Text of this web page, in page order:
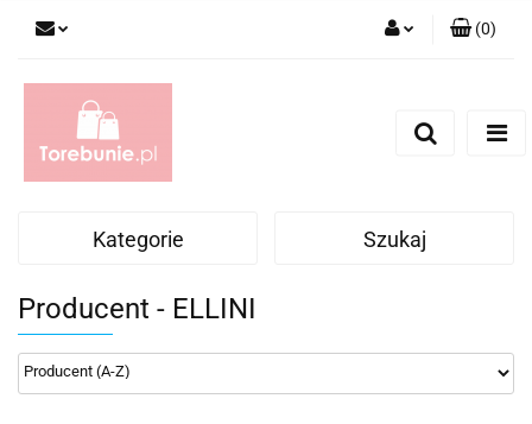
(0)
Kategorie Szukaj
Producent - ELLINI